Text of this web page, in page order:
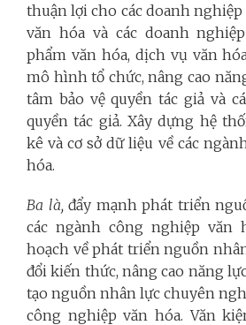
thuận lợi cho các doanh
văn hóa và các doanh
phẩm văn hóa, dịch vụ văn
mô hình tổ chức, nâng cao
tâm bảo vệ quyền tác giả và
quyền tác giả. Xây dựng hệ
kê và cơ sở dữ liệu về các
hóa.
Ba là,đẩy mạnh phát triển
các ngành công nghiệp văn
hoạch về phát triển nguồn
đổi kiến thức, nâng cao năng
tạo nguồn nhân lực chuyên
công nghiệp văn hóa. Văn